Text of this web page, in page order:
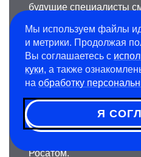
будущие специалисты
ресурсы и улучшать
металлопродукции.
Преимущества
индивидуальный
возможность проводить
на передовом
практики в крупнейших
Росатом.
Мы используем файлы
и метрики. Продолжая
Вы соглашаетесь с
куки, а также
на обработку
Я